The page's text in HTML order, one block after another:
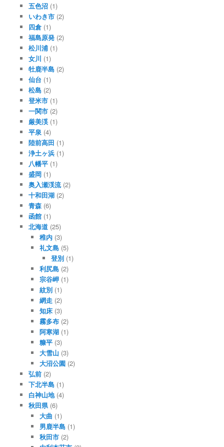
五色沼(1)
いわき市(2)
四倉(1)
福島原発(2)
松川浦(1)
女川 (1)
牡鹿半島(2)
仙台 (1)
松島(2)
登米市(1)
一関市(2)
厳美渓(1)
平泉 (4)
陸前高田 (1)
浄土ヶ浜(1)
八幡平(1)
盛岡(1)
奥入瀬渓流(2)
十和田湖(2)
青森(6)
函館(1)
北海道(25)
稚内 (3)
礼文島 (5)
登別(1)
利尻島 (2)
宗谷岬 (1)
紋別 (1)
網走 (2)
知床 (3)
霧多布 (2)
阿寒湖 (1)
糠平 (3)
大雪山 (3)
大沼公園 (2)
弘前(2)
下北半島(1)
白神山地(4)
秋田県(6)
大曲 (1)
男鹿半島 (1)
秋田市 (2)